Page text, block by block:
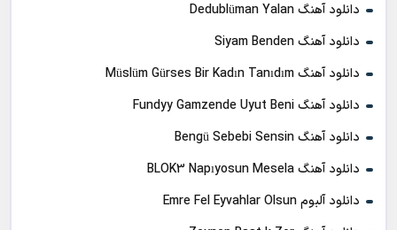
دانلود آهنگ Dedublüman Yalan
دانلود آهنگ Siyam Benden
دانلود آهنگ Müslüm Gürses Bir Kadın Tanıdım
دانلود آهنگ Fundyy Gamzende Uyut Beni
دانلود آهنگ Bengü Sebebi Sensin
دانلود آهنگ BLOK3 Napıyosun Mesela
دانلود آلبوم Emre Fel Eyvahlar Olsun